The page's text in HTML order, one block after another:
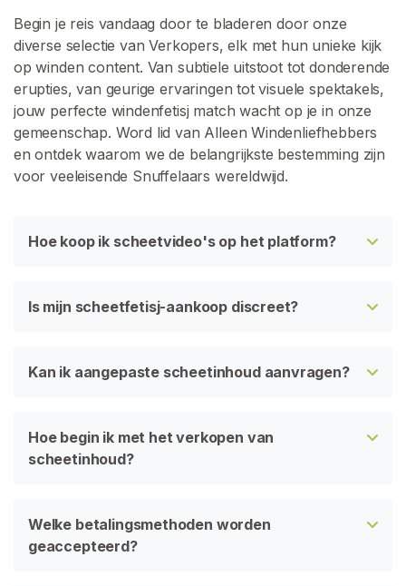
Begin je reis vandaag door te bladeren door onze
diverse selectie van Verkopers, elk met hun unieke kijk
op winden content. Van subtiele uitstoot tot donderende
erupties, van geurige ervaringen tot visuele spektakels,
jouw perfecte windenfetisj match wacht op je in onze
gemeenschap. Word lid van Alleen Windenliefhebbers
en ontdek waarom we de belangrijkste bestemming zijn
voor veeleisende Snuffelaars wereldwijd.
Hoe koop ik scheetvideo's op het platform?
Is mijn scheetfetisj-aankoop discreet?
Kan ik aangepaste scheetinhoud aanvragen?
Hoe begin ik met het verkopen van
scheetinhoud?
Welke betalingsmethoden worden
geaccepteerd?
e
u
n
i
n
g